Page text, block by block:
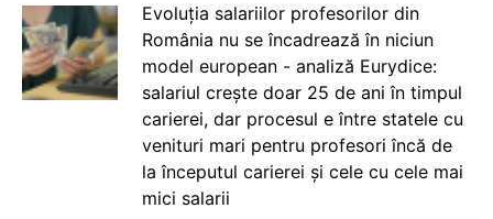
Evoluția salariilor profesorilor din
România nu se încadrează în niciun
model european - analiză Eurydice:
salariul crește doar 25 de ani în timpul
carierei, dar procesul e între statele cu
venituri mari pentru profesori încă de
la începutul carierei și cele cu cele mai
mici salarii